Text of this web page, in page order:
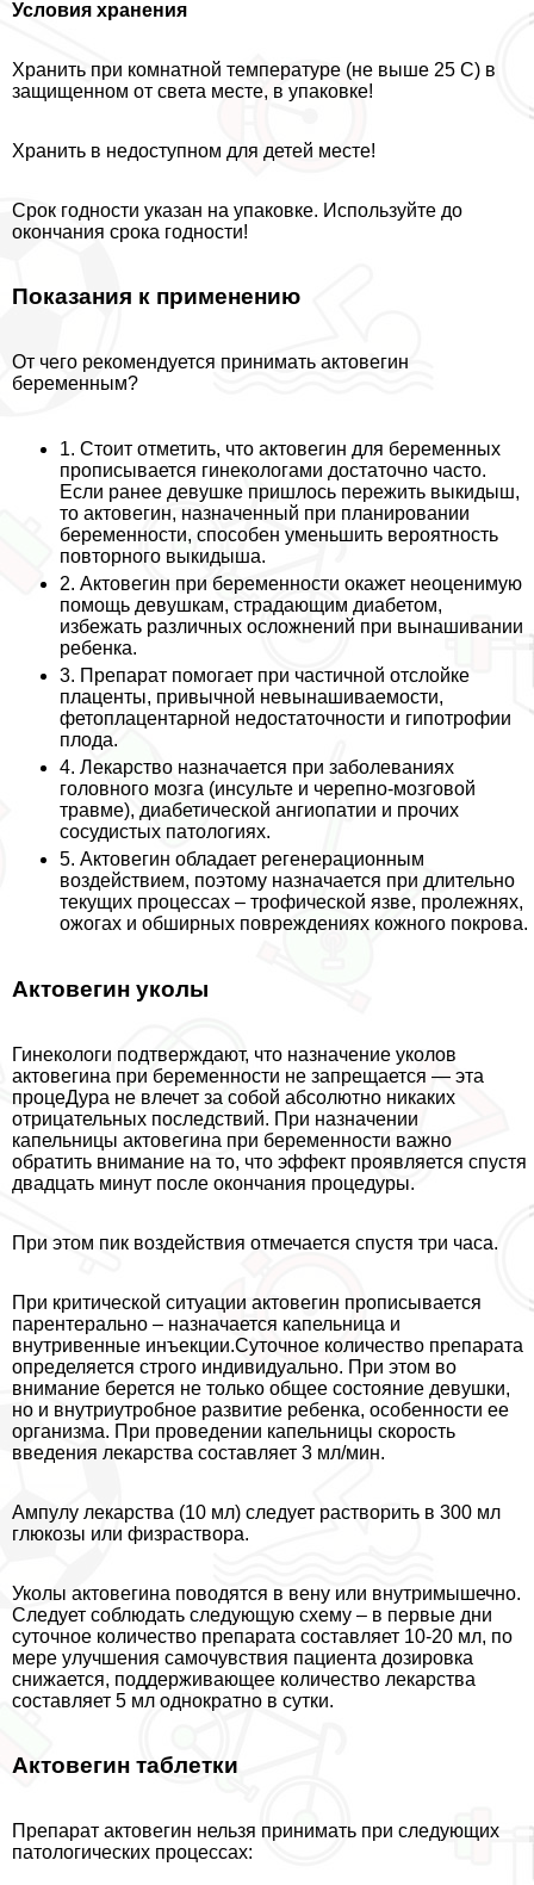
Условия хранения
Хранить при комнатной температуре (не выше 25 С) в
защищенном от света месте, в упаковке!
Хранить в недоступном для детей месте!
Срок годности указан на упаковке. Используйте до
окончания срока годности!
Показания к применению
От чего рекомендуется принимать актовегин
беременным?
1. Стоит отметить, что актовегин для беременных
прописывается гинекологами достаточно часто.
Если ранее дeвyшке пришлось пережить выкидыш,
то актовегин, назначенный при планировании
беременности, способен уменьшить вероятность
повторного выкидыша.
2. Актовегин при беременности окажет неоценимую
помощь дeвyшкам, страдающим диабетом,
избежать различных осложнений при вынашивании
ребенка.
3. Препарат помогает при частичной отслойке
плаценты, привычной невынашиваемости,
фетоплацентарной недостаточности и гипотрофии
плода.
4. Лекарство назначается при заболеваниях
головного мозга (инсульте и черепно-мозговой
травме), диабетической ангиопатии и прочих
сосудистых патологиях.
5. Актовегин обладает регенерационным
воздействием, поэтому назначается при длительно
текущих процессах – трофической язве, пролежнях,
ожогах и обширных повреждениях кожного покрова.
Актовегин уколы
Гинекологи подтверждают, что назначение уколов
актовегина при беременности не запрещается — эта
процеДypa не влечет за собой абсолютно никаких
отрицательных последствий. При назначении
капельницы актовегина при беременности важно
обратить внимание на то, что эффект проявляется спустя
двадцать минут после окончания процедуры.
При этом пик воздействия отмечается спустя три часа.
При критической ситуации актовегин прописывается
парентерально – назначается капельница и
внутривенные инъекции.Суточное количество препарата
определяется строго индивидуально. При этом во
внимание берется не только общее состояние дeвyшки,
но и внутриутробное развитие ребенка, особенности ее
организма. При проведении капельницы скорость
введения лекарства составляет 3 мл/мин.
Ампулу лекарства (10 мл) следует растворить в 300 мл
глюкозы или физраствора.
Уколы актовегина поводятся в вену или внутримышечно.
Следует соблюдать следующую схему – в первые дни
суточное количество препарата составляет 10-20 мл, по
мере улучшения самочувствия пациента дозировка
снижается, поддерживающее количество лекарства
составляет 5 мл однократно в сутки.
Актовегин таблетки
Препарат актовегин нельзя принимать при следующих
патологических процессах: